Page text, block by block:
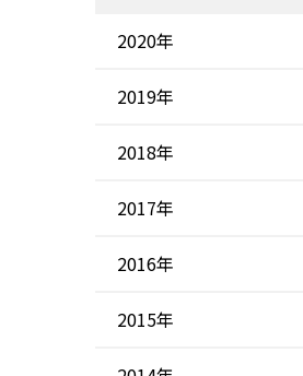
2020年
2019年
2018年
2017年
2016年
2015年